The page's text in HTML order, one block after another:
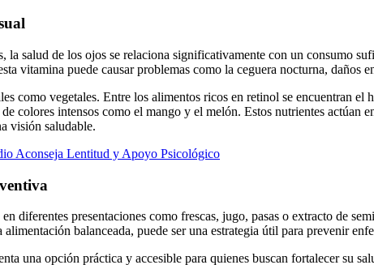
la salud de los ojos se relaciona significativamente con un consumo
vitamina puede causar problemas como la ceguera nocturna, daños
como vegetales. Entre los alimentos ricos en retinol se encuentran
colores intensos como el mango y el melón. Estos nutrientes
visión saludable.
Aconseja Lentitud y Apoyo Psicológico
diferentes presentaciones como frescas, jugo, pasas o extracto de
balanceada, puede ser una estrategia útil para prevenir
una opción práctica y accesible para quienes buscan fortalecer su